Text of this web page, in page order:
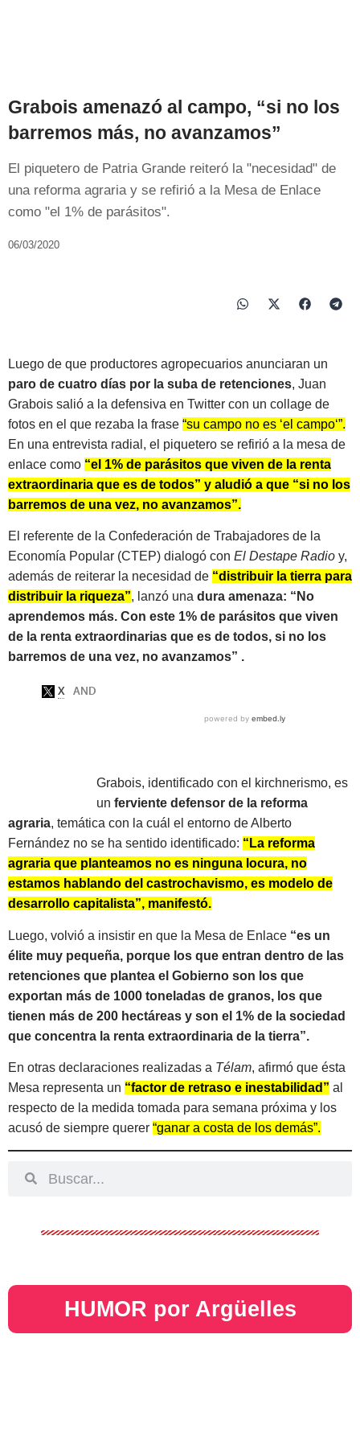
Grabois amenazó al campo, “si no los
barremos más, no avanzamos”
El piquetero de Patria Grande reiteró la "necesidad" de
una reforma agraria y se refirió a la Mesa de Enlace
como "el 1% de parásitos".
06/03/2020
Luego de que productores agropecuarios anunciaran un
paro de cuatro días por la suba de retenciones, Juan
Grabois salió a la defensiva en Twitter con un collage de
fotos en el que rezaba la frase “su campo no es ‘el campo‘”.
En una entrevista radial, el piquetero se refirió a la mesa de
enlace como “el 1% de parásitos que viven de la renta
extraordinaria que es de todos” y aludió a que “si no los
barremos de una vez, no avanzamos”.
El referente de la Confederación de Trabajadores de la
Economía Popular (CTEP) dialogó con El Destape Radio y,
además de reiterar la necesidad de “distribuir la tierra para
distribuir la riqueza”, lanzó una dura amenaza: “No
aprendemos más. Con este 1% de parásitos que viven
de la renta extraordinarias que es de todos, si no los
barremos de una vez, no avanzamos” .
Grabois, identificado con el kirchnerismo, es
un ferviente defensor de la reforma
agraria, temática con la cuál el entorno de Alberto
Fernández no se ha sentido identificado: “La reforma
agraria que planteamos no es ninguna locura, no
estamos hablando del castrochavismo, es modelo de
desarrollo capitalista”, manifestó.
Luego, volvió a insistir en que la Mesa de Enlace “es un
élite muy pequeña, porque los que entran dentro de las
retenciones que plantea el Gobierno son los que
exportan más de 1000 toneladas de granos, los que
tienen más de 200 hectáreas y son el 1% de la sociedad
que concentra la renta extraordinaria de la tierra”.
En otras declaraciones realizadas a Télam, afirmó que ésta
Mesa representa un “factor de retraso e inestabilidad” al
respecto de la medida tomada para semana próxima y los
acusó de siempre querer “ganar a costa de los demás”.
HUMOR por Argüelles​